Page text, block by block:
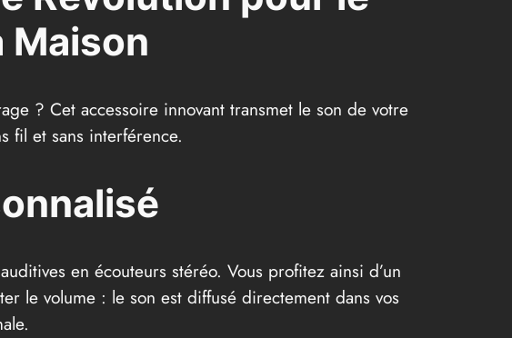
Maison
? Cet accessoire innovant transmet le son de votre
fil et sans interférence.
en écouteurs stéréo. Vous profitez ainsi d’un
le volume : le son est diffusé directement dans vos